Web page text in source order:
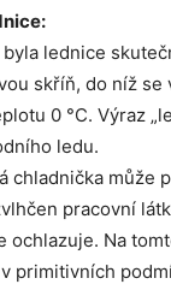
lednice
skříň, do níž
0 °C. Výraz
ledu.
chladnička může
pracovní
ochlazuje. Na
primitivních